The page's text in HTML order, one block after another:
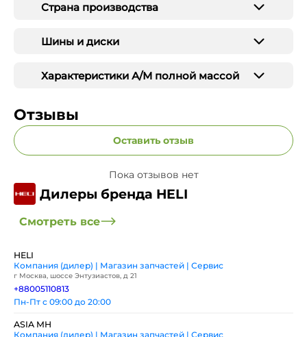
Страна производства
Шины и диски
Характеристики А/М полной массой
Отзывы
Оставить отзыв
Пока отзывов нет
Дилеры бренда HELI
Смотреть все
HELI
Компания (дилер) | Магазин запчастей | Сервис
г Москва, шоссе Энтузиастов, д 21
+88005110813
Пн-Пт с 09:00 до 20:00
ASIA MH
Компания (дилер) | Магазин запчастей | Сервис